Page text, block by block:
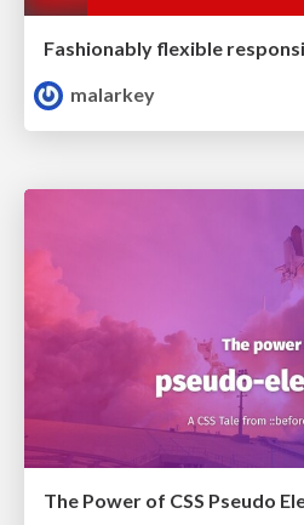
malarkey
The Power of CSS Pseudo